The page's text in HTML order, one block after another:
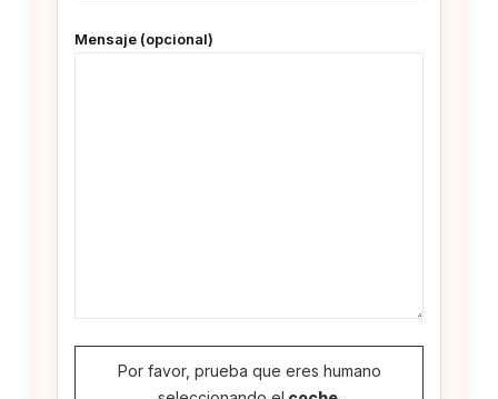
Mensaje (opcional)
Por favor, prueba que eres humano